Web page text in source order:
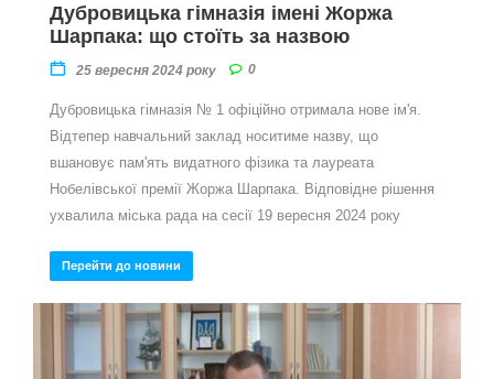
Дубровицька гімназія імені Жоржа
Шарпака: що стоїть за назвою
25 вересня 2024 року 0
Дубровицька гімназія № 1 офіційно отримала нове ім'я.
Відтепер навчальний заклад носитиме назву, що
вшановує пам'ять видатного фізика та лауреата
Нобелівської премії Жоржа Шарпака. Відповідне рішення
ухвалила міська рада на сесії 19 вересня 2024 року
Перейти до новини